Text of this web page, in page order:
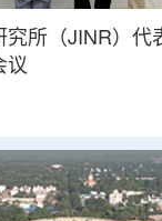
所（JINR）代
议